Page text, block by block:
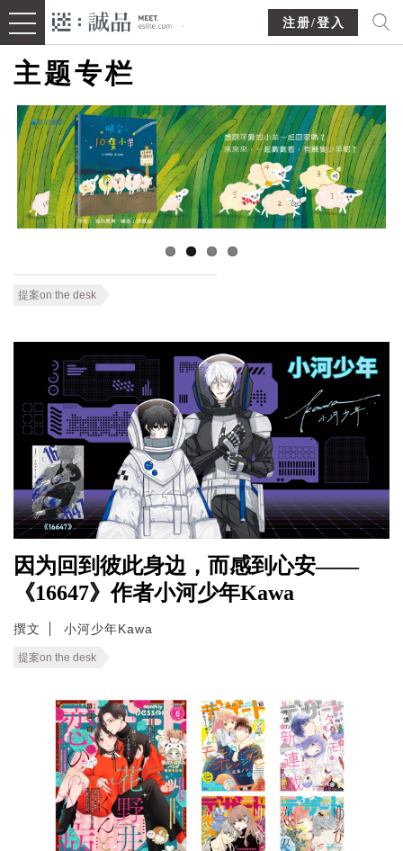
注册/登入
主题专栏
提案on the desk
因为回到彼此身边，而感到心安——
《16647》作者小河少年Kawa
撰文 小河少年Kawa
提案on the desk